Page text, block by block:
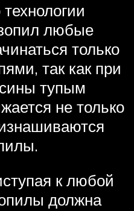
любые
только
так как при
тупым
не только
к любой
должна